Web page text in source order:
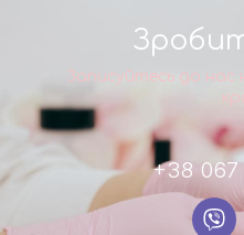
Записуйтесь до нас
+38 067